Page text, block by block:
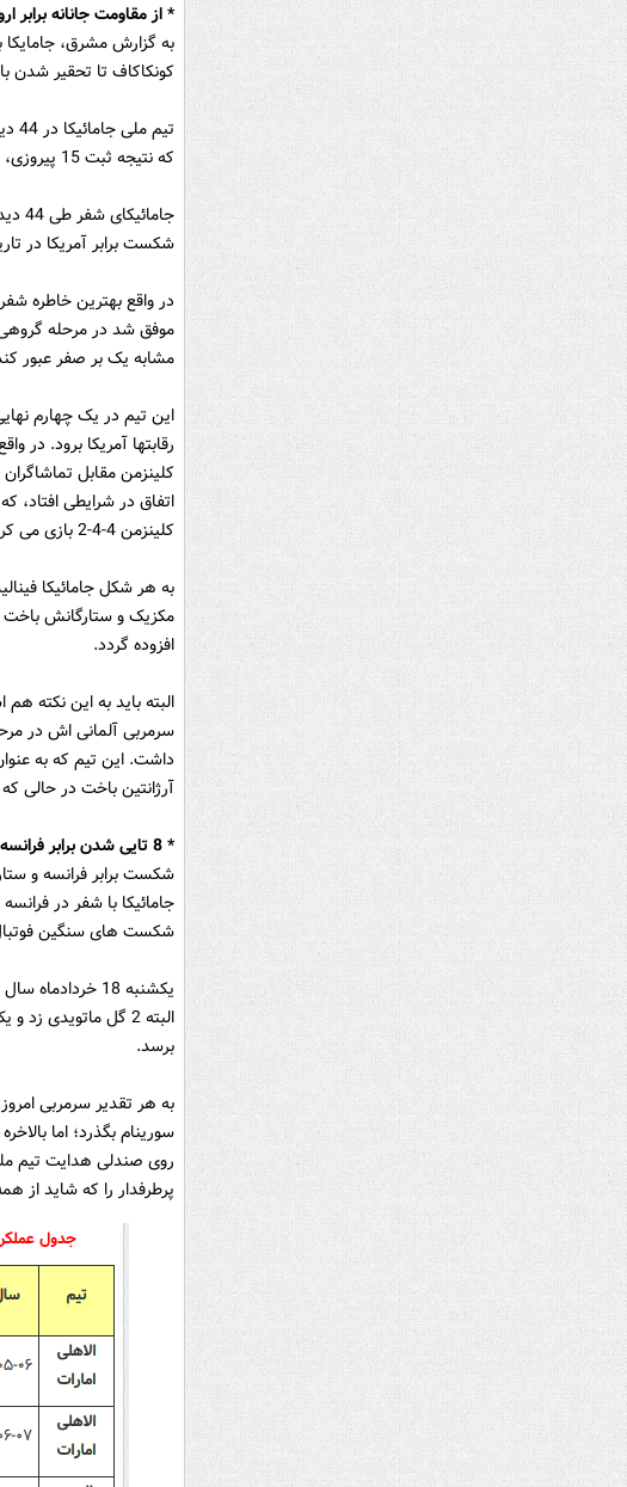
* از مقاومت جانانه برابر
به گزارش مشرق، جامایکا
کونکاکاف تا تحقیر شدن با نتایجه 8-0
که نتیجه ثبت 15 پیروزی، 22 شکست و کسب 7 مساوی بود.
شکست برابر آمریکا در تاریخ جمعه 15 بهمن ماه سال 1395
در واقع بهترین خاطره
مشابه یک بر صفر عبور
رقابتها آمریکا برود.
کلینزمن 4-4-2 بازی می کردند.
مکزیک و ستارگانش باخت
افزوده گردد.
البته باید به این نکته
سرمربی آلمانی اش در
داشت. این تیم که به
آرژانتین باخت در حالی
* 8 تایی شدن برابر فرانسه
شکست برابر فرانسه و
شکست های سنگین
برسد.
به هر تقدیر سرمربی
پرطرفدار را که شاید از